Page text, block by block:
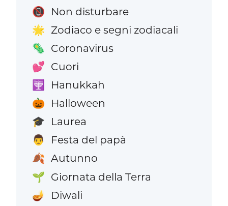
📵 Non disturbare
🌟 Zodiaco e segni zodiacali
🦠 Coronavirus
💕 Cuori
🕎 Hanukkah
🎃 Halloween
🎓 Laurea
👨 Festa del papà
🍂 Autunno
🌱 Giornata della Terra
🪔 Diwali